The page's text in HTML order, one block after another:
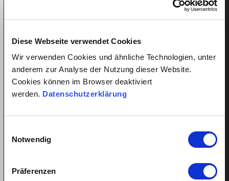
Diese Webseite verwendet Cookies
Wir verwenden Cookies und ähnliche Technologien, unter
anderem zur Analyse der Nutzung dieser Website.
Cookies können im Browser deaktiviert
werden. Datenschutzerklärung
Notwendig
Präferenzen
Employee registration
Win a Language Course
All about employment relationships
Minimum wage for domestic help
Salary payment in case of sickness